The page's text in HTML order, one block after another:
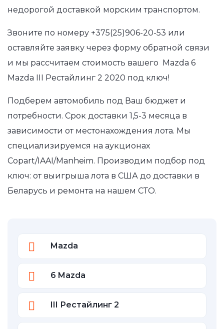
недорогой доставкой морским транспортом.
Звоните по номеру +375(25)906-20-53 или
оставляйте заявку через форму обратной связи
и мы рассчитаем стоимость вашего Mazda 6
Mazda III Рестайлинг 2 2020 под ключ!
Подберем автомобиль под Ваш бюджет и
потребности. Срок доставки 1,5-3 месяца в
зависимости от местонахождения лота. Мы
специализируемся на аукционах
Copart/IAAI/Manheim. Производим подбор под
ключ: от выигрыша лота в США до доставки в
Беларусь и ремонта на нашем СТО.
Mazda
6 Mazda
III Рестайлинг 2